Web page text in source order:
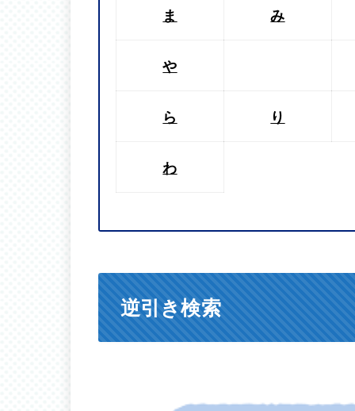
ま み
や
ら り
わ
逆引き検索